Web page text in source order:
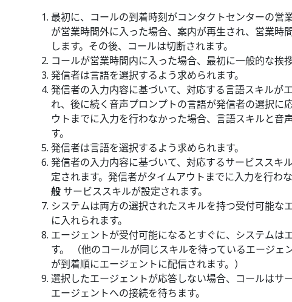
最初に、コールの到着時刻がコンタクトセンターの営
が営業時間外に入った場合、案内が再生され、営業時
します。その後、コールは切断されます。
コールが営業時間内に入った場合、最初に一般的な挨
発信者は言語を選択するよう求められます。
発信者の入力内容に基づいて、対応する言語スキルが
れ、後に続く音声プロンプトの言語が発信者の選択に
ウトまでに入力を行わなかった場合、言語スキルと音
す。
発信者は言語を選択するよう求められます。
発信者の入力内容に基づいて、対応するサービススキ
定されます。発信者がタイムアウトまでに入力を行わ
般 サービススキルが設定されます。
システムは両方の選択されたスキルを持つ受付可能な
に入れられます。
エージェントが受付可能になるとすぐに、システムは
す。 （他のコールが同じスキルを待っているエージェ
が到着順にエージェントに配信されます。）
選択したエージェントが応答しない場合、コールはサ
エージェントへの接続を待ちます。